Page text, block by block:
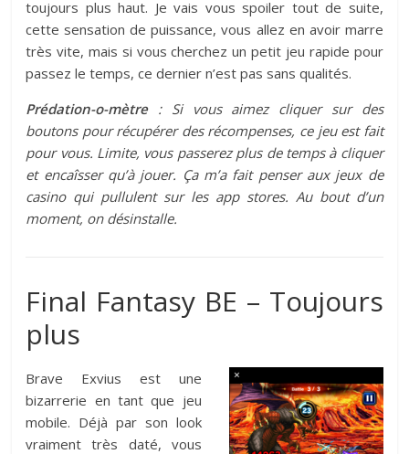
toujours plus haut. Je vais vous spoiler tout de suite,
cette sensation de puissance, vous allez en avoir marre
très vite, mais si vous cherchez un petit jeu rapide pour
passez le temps, ce dernier n’est pas sans qualités.
Prédation-o-mètre: Si vous aimez cliquer sur des
boutons pour récupérer des récompenses, ce jeu est fait
pour vous. Limite, vous passerez plus de temps à cliquer
et encaîsser qu’à jouer. Ça m’a fait penser aux jeux de
casino qui pullulent sur les app stores. Au bout d’un
moment, on désinstalle.
Final Fantasy BE – Toujours
plus
Brave Exvius est une
bizarrerie en tant que jeu
mobile. Déjà par son look
vraiment très daté, vous